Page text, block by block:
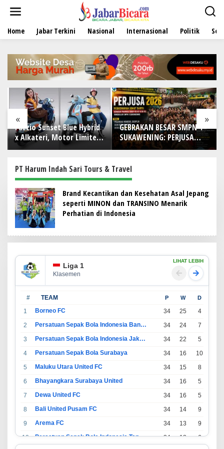
t
Home Jabar Terkini Nasional Internasional Politik
« »
Fazzio Sunset Blue Hybrid
x Alkateri, Motor Limited
Edition Buat Nyempurnain
GEBRAKAN BESAR SMPN 1
SUKAWENING: PERJUSA
2026 TEMPA KARAKTER,
KEPANDUAN SISWA
PT Harum Indah Sari Tours & Travel
Brand Kecantikan dan Kesehatan Asal Jepang
seperti MINON dan TRANSINO Menarik
Perhatian di Indonesia
Liga 1
Klasemen
LIHAT LEBIH
# TEAM P W D
1 Borneo FC 34 25 4
2
Persatuan Sepak Bola Indonesia Bandung 34 24 7
3
Persatuan Sepak Bola Indonesia Jakarta 34 22 5
4
Persatuan Sepak Bola Surabaya 34 16 10
5
Maluku Utara United FC 34 15 8
6
Bhayangkara Surabaya United 34 16 5
7
Dewa United FC 34 16 5
8
Bali United Pusam FC 34 14 9
9
Arema FC 34 13 9
10
Persatuan Sepak Bola Indonesia Tangerang 34 13 6